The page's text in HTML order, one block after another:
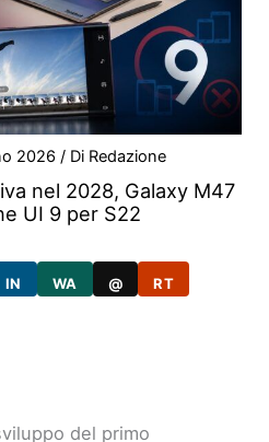
2026/ Di Redazione
nel 2028, Galaxy M47
UI 9 per S22
IN WA @ RT
del primo